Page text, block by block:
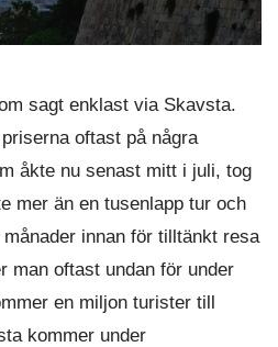
sagt enklast via Skavsta.
oftast på några
åkte nu senast mitt i juli, tog
mer än en tusenlapp tur och
innan för tilltänkt resa
man oftast undan för under
en miljon turister till
kommer under